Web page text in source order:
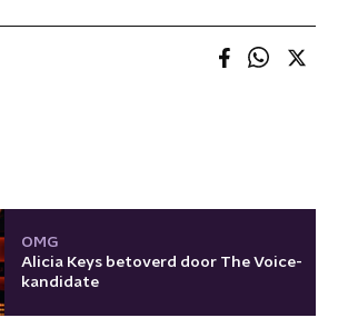
OMG
Alicia Keys betoverd door The Voice-
kandidate